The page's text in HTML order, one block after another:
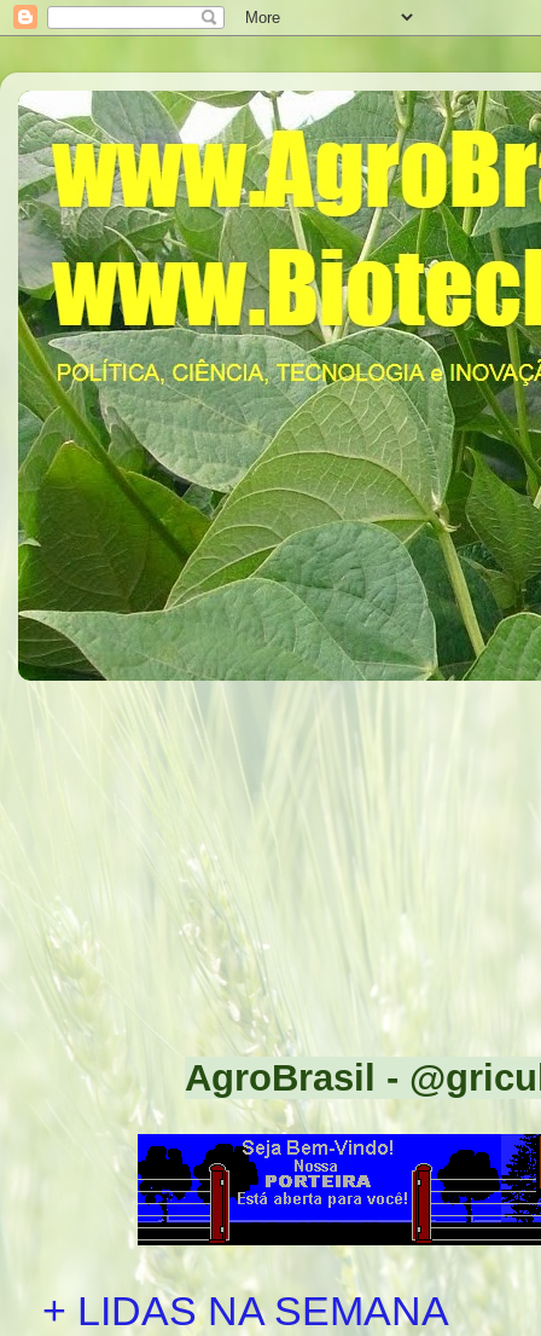
AgroBrasil -
+ LIDAS NA SEMANA